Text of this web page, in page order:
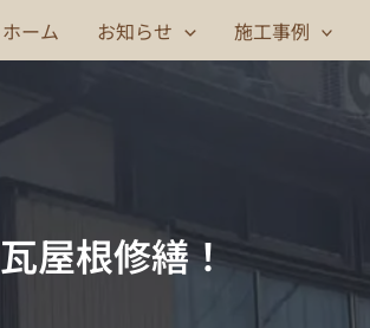
ホーム お知らせ 施工事例
瓦屋根修繕！